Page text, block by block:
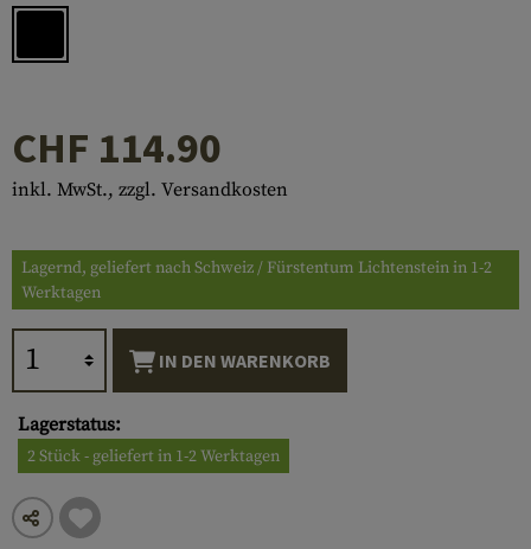
CHF 114.90
inkl. MwSt., zzgl. Versandkosten
Lagernd, geliefert nach Schweiz / Fürstentum Lichtenstein in 1-2
Werktagen
IN DEN WARENKORB
Lagerstatus:
2 Stück - geliefert in 1-2 Werktagen